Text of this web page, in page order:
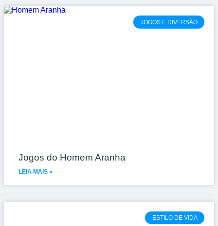
JOGOS E DIVERSÃO
Jogos do Homem Aranha
LEIA MAIS »
ESTILO DE VIDA